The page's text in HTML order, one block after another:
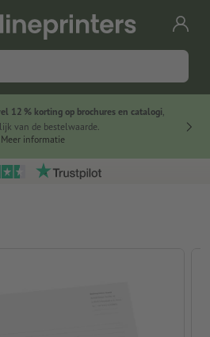
12 % korting op brochures en catalogi,
van de bestelwaarde.
Meer informatie